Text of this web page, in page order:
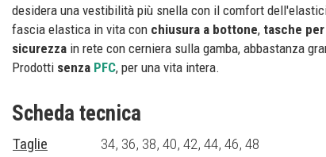
desidera una vestibilità più snella con il comfort
fascia elastica in vita con chiusura a bottone, tasche
sicurezza in rete con cerniera sulla gamba, abbastanza
Prodotti senza PFC, per una vita intera.
Scheda tecnica
Taglie
34, 36, 38, 40, 42, 44, 46, 48